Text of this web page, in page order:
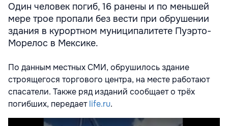
Один человек погиб, 16 ранены и по меньшей
мере трое пропали без вести при обрушении
здания в курортном муниципалитете Пуэрто-
Морелос в Мексике.
По данным местных СМИ, обрушилось здание
строящегося торгового центра, на месте работают
спасатели. Также ряд изданий сообщает о трёх
погибших, передаетlife.ru.